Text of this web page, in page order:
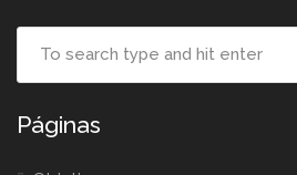
Páginas